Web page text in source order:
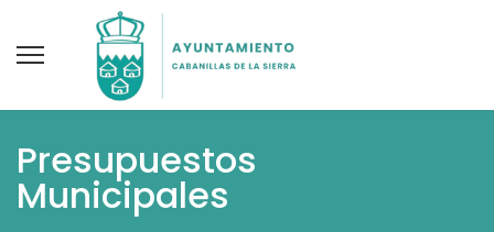
Presupuestos
Municipales